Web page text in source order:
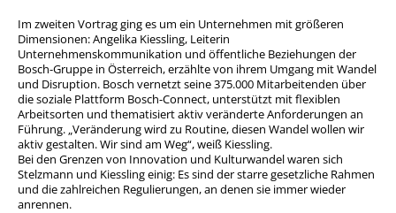
Im zweiten Vortrag ging es um ein Unternehmen mit größeren
Dimensionen: Angelika Kiessling, Leiterin
Unternehmenskommunikation und öffentliche Beziehungen der
Bosch-Gruppe in Österreich, erzählte von ihrem Umgang mit Wandel
und Disruption. Bosch vernetzt seine 375.000 Mitarbeitenden über
die soziale Plattform Bosch-Connect, unterstützt mit flexiblen
Arbeitsorten und thematisiert aktiv veränderte Anforderungen an
Führung. „Veränderung wird zu Routine, diesen Wandel wollen wir
aktiv gestalten. Wir sind am Weg“, weiß Kiessling.
Bei den Grenzen von Innovation und Kulturwandel waren sich
Stelzmann und Kiessling einig: Es sind der starre gesetzliche Rahmen
und die zahlreichen Regulierungen, an denen sie immer wieder
anrennen.